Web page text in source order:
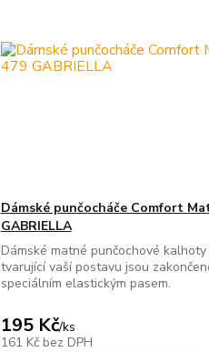
Dámské punčocháče Comfort
GABRIELLA
Dámské matné punčochové kalhoty
tvarující vaší postavu jsou
speciálním elastickým pasem.
195 Kč/ks
161 Kč bez DPH